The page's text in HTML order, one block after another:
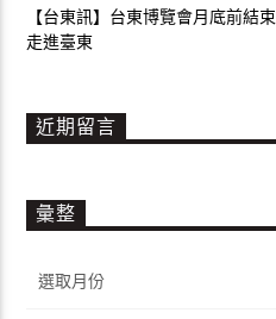
【台東訊】台東博覽會月底前結
走進臺東
近期留言
彙整
整